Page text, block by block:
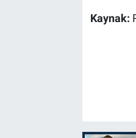
Kaynak: